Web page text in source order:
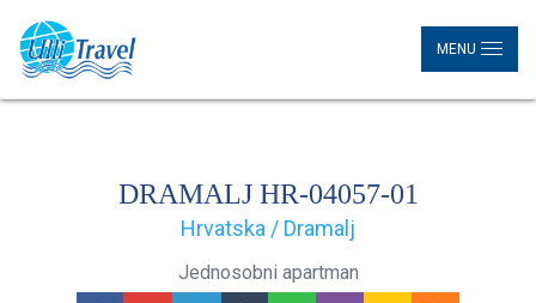
MENU
DRAMALJ HR-04057-01
Hrvatska / Dramalj
Jednosobni apartman